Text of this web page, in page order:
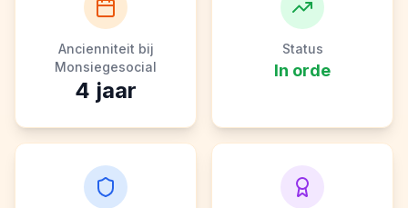
Ancienniteit bij
Monsiegesocial
4 jaar
Status
In orde